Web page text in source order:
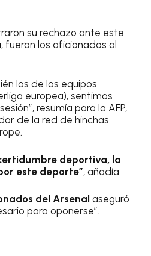
su rechazo ante este
fueron los aficionados al
los de los equipos
europea), sentimos
resumía para la AFP,
de la red de hinchas
deportiva, la
este deporte”, añadía.
del Arsenal aseguró
para oponerse”.